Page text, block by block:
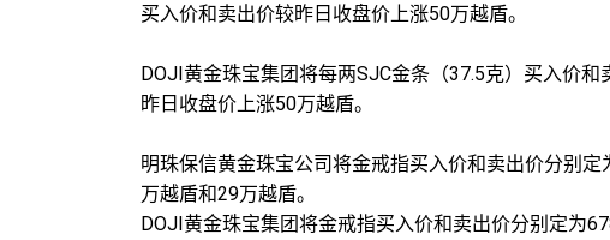
买入价和卖出价较昨日收盘价上涨50万越盾。
DOJI黄金珠宝集团将每两SJC金条（37.5克）买入价
昨日收盘价上涨50万越盾。
明珠保信黄金珠宝公司将金戒指买入价和卖出价分别
万越盾和29万越盾。
DOJI黄金珠宝集团将金戒指买入价和卖出价分别定为